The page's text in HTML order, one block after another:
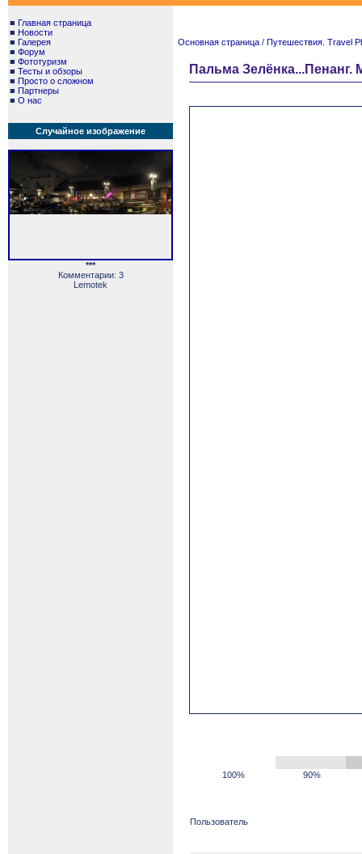
■ Главная страница
■ Новости
■ Галерея
■ Форум
■ Фототуризм
■ Тесты и обзоры
■ Просто о сложном
■ Партнеры
■ О нас
Случайное изображение
***
Комментарии: 3
Lemotek
Основная страница / Путешествия. Travel
Пальма Зелёнка...Пенанг.
100% 90%
Пользователь